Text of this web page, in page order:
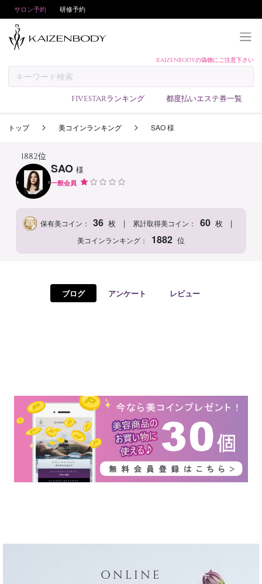
サロン予約 研修予約
KAIZENBODYの偽物にご注意下さい
FIVESTARランキング 都度払いエステ券一覧
予約方法
サロンランキング
求人
トップ 美コインランキング SAO 様
1882位
SAO 様
一般会員
保有美コイン： 36 枚 | 累計取得美コイン： 60枚 |
美コインランキング： 1882位
ブログ アンケート レビュー
ONLINE